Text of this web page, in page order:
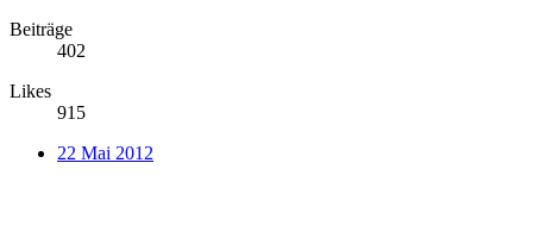
Beiträge
402
Likes
915
22 Mai 2012